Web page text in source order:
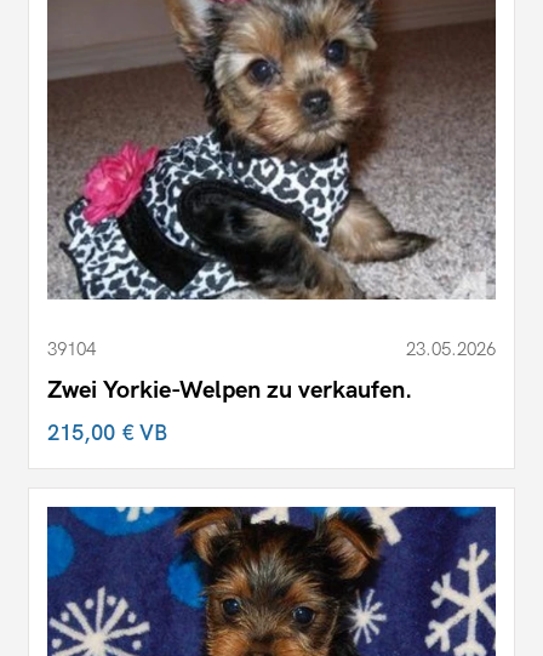
39104 23.05.2026
Zwei Yorkie-Welpen zu verkaufen.
215,00 €VB